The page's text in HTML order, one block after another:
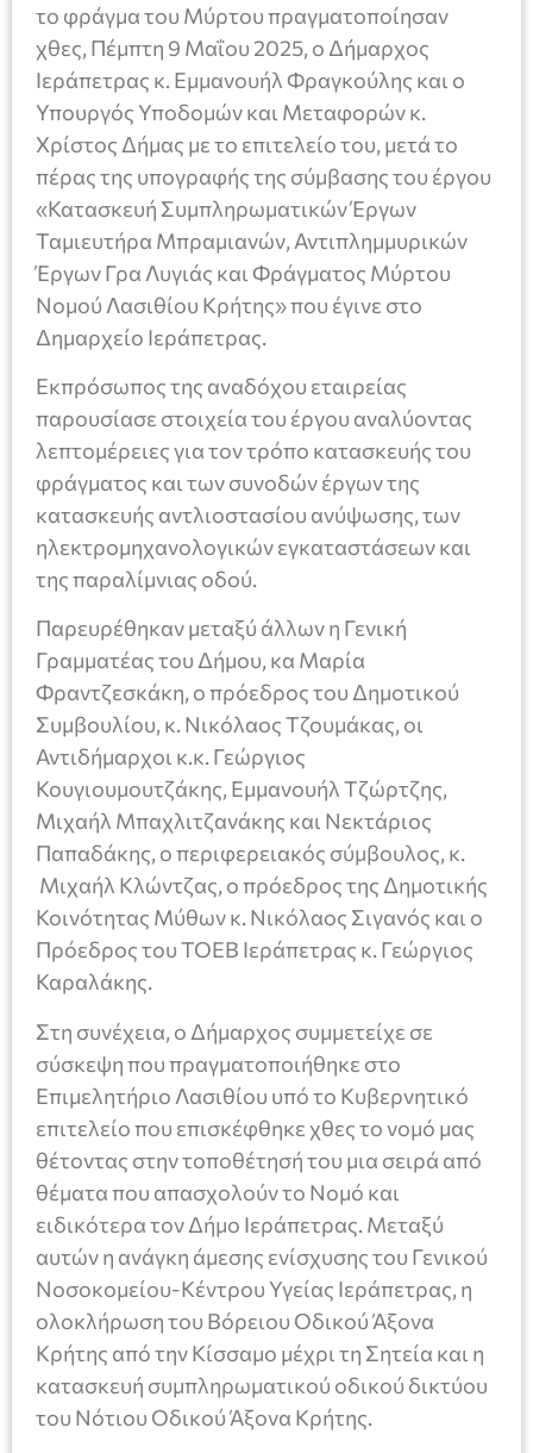
το φράγμα του Μύρτου πραγματοποίησαν
χθες, Πέμπτη 9 Μαΐου 2025, ο Δήμαρχος
Ιεράπετρας κ. Εμμανουήλ Φραγκούλης και ο
Υπουργός Υποδομών και Μεταφορών κ.
Χρίστος Δήμας με το επιτελείο του, μετά το
πέρας της υπογραφής της σύμβασης του έργου
«Κατασκευή Συμπληρωματικών Έργων
Ταμιευτήρα Μπραμιανών, Αντιπλημμυρικών
Έργων Γρα Λυγιάς και Φράγματος Μύρτου
Νομού Λασιθίου Κρήτης» που έγινε στο
Δημαρχείο Ιεράπετρας.
Εκπρόσωπος της αναδόχου εταιρείας
παρουσίασε στοιχεία του έργου αναλύοντας
λεπτομέρειες για τον τρόπο κατασκευής του
φράγματος και των συνοδών έργων της
κατασκευής αντλιοστασίου ανύψωσης, των
ηλεκτρομηχανολογικών εγκαταστάσεων και
της παραλίμνιας οδού.
Παρευρέθηκαν μεταξύ άλλων η Γενική
Γραμματέας του Δήμου, κα Μαρία
Φραντζεσκάκη, ο πρόεδρος του Δημοτικού
Συμβουλίου, κ. Νικόλαος Τζουμάκας, οι
Αντιδήμαρχοι κ.κ. Γεώργιος
Κουγιουμουτζάκης, Εμμανουήλ Τζώρτζης,
Μιχαήλ Μπαχλιτζανάκης και Νεκτάριος
Παπαδάκης, ο περιφερειακός σύμβουλος, κ.
Μιχαήλ Κλώντζας, ο πρόεδρος της Δημοτικής
Κοινότητας Μύθων κ. Νικόλαος Σιγανός και ο
Πρόεδρος του ΤΟΕΒ Ιεράπετρας κ. Γεώργιος
Καραλάκης.
Στη συνέχεια, ο Δήμαρχος συμμετείχε σε
σύσκεψη που πραγματοποιήθηκε στο
Επιμελητήριο Λασιθίου υπό το Κυβερνητικό
επιτελείο που επισκέφθηκε χθες το νομό μας
θέτοντας στην τοποθέτησή του μια σειρά από
θέματα που απασχολούν το Νομό και
ειδικότερα τον Δήμο Ιεράπετρας. Μεταξύ
αυτών η ανάγκη άμεσης ενίσχυσης του Γενικού
Νοσοκομείου-Κέντρου Υγείας Ιεράπετρας, η
ολοκλήρωση του Βόρειου Οδικού Άξονα
Κρήτης από την Κίσσαμο μέχρι τη Σητεία και η
κατασκευή συμπληρωματικού οδικού δικτύου
του Νότιου Οδικού Άξονα Κρήτης.